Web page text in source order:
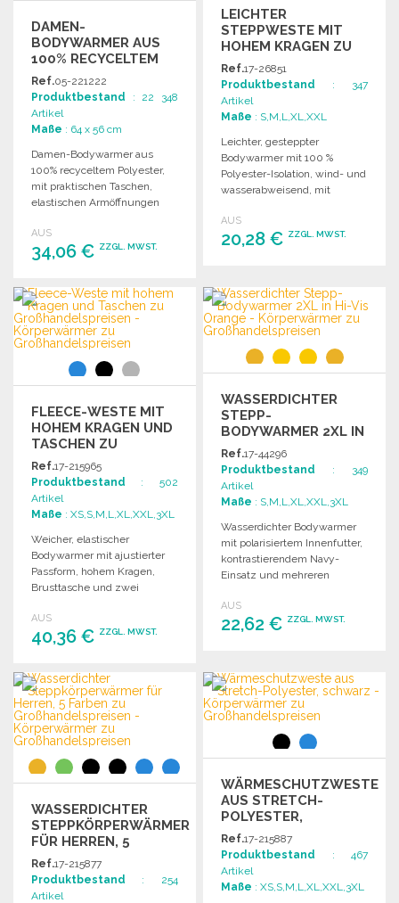
DAMEN-
BODYWARMER AUS
100% RECYCELTEM
POLYESTER ZU
GROSSHANDELSPREISEN
Ref.05-221222
Produktbestand : 22 348
Artikel
Maße : 64 x 56 cm
Damen-Bodywarmer aus
100% recyceltem Polyester,
mit praktischen Taschen,
elastischen Armöffnungen
TEX® STANDARD 100
zertifiziert.
AUS
34,06 € ZZGL. MWST.
BESTELLEN
Angebot anfordern
LEICHTER
STEPPWESTE MIT
HOHEM KRAGEN ZU
GROSSHANDELSPREISEN
Ref.17-26851
Produktbestand : 347
Artikel
Maße : S,M,L,XL,XXL
Leichter, gesteppter
Bodywarmer mit 100 %
Polyester-Isolation, wind- und
wasserabweisend, mit
modernem Schnitt.
AUS
20,28 € ZZGL. MWST.
Angebot anfordern
FLEECE-WESTE MIT
HOHEM KRAGEN UND
TASCHEN ZU
GROSSHANDELSPREISEN
Ref.17-215965
Produktbestand : 502
Artikel
Maße : XS,S,M,L,XL,XXL,3XL
Weicher, elastischer
Bodywarmer mit ajustierter
Passform, hohem Kragen,
Brusttasche und zwei
Reißverschlusstaschen.
AUS
40,36 € ZZGL. MWST.
BESTELLEN
Angebot anfordern
WASSERDICHTER
STEPP-
BODYWARMER 2XL IN
HI-VIS ORANGE
Ref.17-44296
Produktbestand : 349
Artikel
Maße : S,M,L,XL,XXL,3XL
Wasserdichter Bodywarmer
mit polarisiertem Innenfutter,
kontrastierendem Navy-
Einsatz und mehreren
und Personalisierung.
AUS
22,62 € ZZGL. MWST.
Angebot anfordern
WASSERDICHTER
STEPPKÖRPERWÄRMER
FÜR HERREN, 5
FARBEN
Ref.17-215877
Produktbestand : 254
Artikel
WÄRMESCHUTZWESTE
AUS STRETCH-
POLYESTER,
SCHWARZ ZU
GROSSHANDELSPREISEN
Ref.17-215887
Produktbestand : 467
Artikel
Maße : XS,S,M,L,XL,XXL,3XL